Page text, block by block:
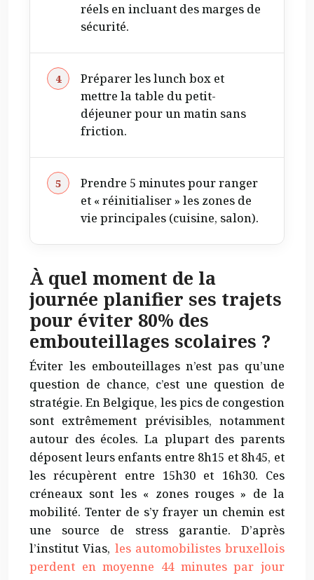
réels en incluant des marges de
sécurité.
Préparer les lunch box et
mettre la table du petit-
déjeuner pour un matin sans
friction.
Prendre 5 minutes pour ranger
et « réinitialiser » les zones de
vie principales (cuisine, salon).
À quel moment de la
journée planifier ses trajets
pour éviter 80% des
embouteillages scolaires ?
Éviter les embouteillages n’est pas qu’une
question de chance, c’est une question de
stratégie. En Belgique, les pics de congestion
sont extrêmement prévisibles, notamment
autour des écoles. La plupart des parents
déposent leurs enfants entre 8h15 et 8h45, et
les récupèrent entre 15h30 et 16h30. Ces
créneaux sont les « zones rouges » de la
mobilité. Tenter de s’y frayer un chemin est
une source de stress garantie. D’après
l’institut Vias, les automobilistes bruxellois
perdent en moyenne 44 minutes par jour